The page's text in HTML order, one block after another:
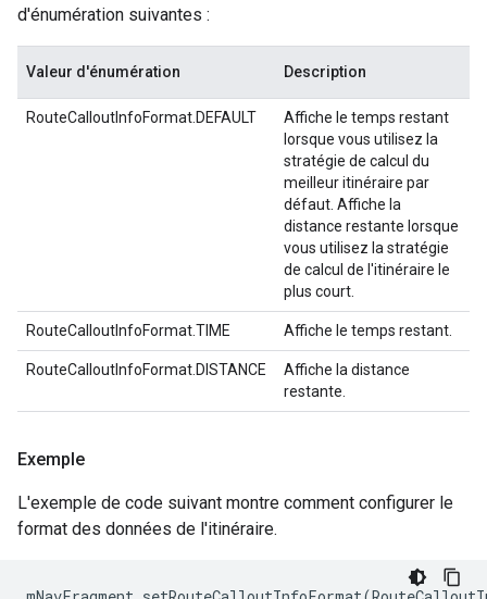
d'énumération suivantes :
Valeur d'énumération Description
RouteCalloutInfoFormat.DEFAULT
Affiche le temps restant
lorsque vous utilisez la
stratégie de calcul du
meilleur itinéraire par
défaut. Affiche la
distance restante lorsque
vous utilisez la stratégie
de calcul de l'itinéraire le
plus court.
RouteCalloutInfoFormat.TIME Affiche le temps restant.
RouteCalloutInfoFormat.DISTANCE
Affiche la distance
restante.
Exemple
L'exemple de code suivant montre comment configurer le
format des données de l'itinéraire.